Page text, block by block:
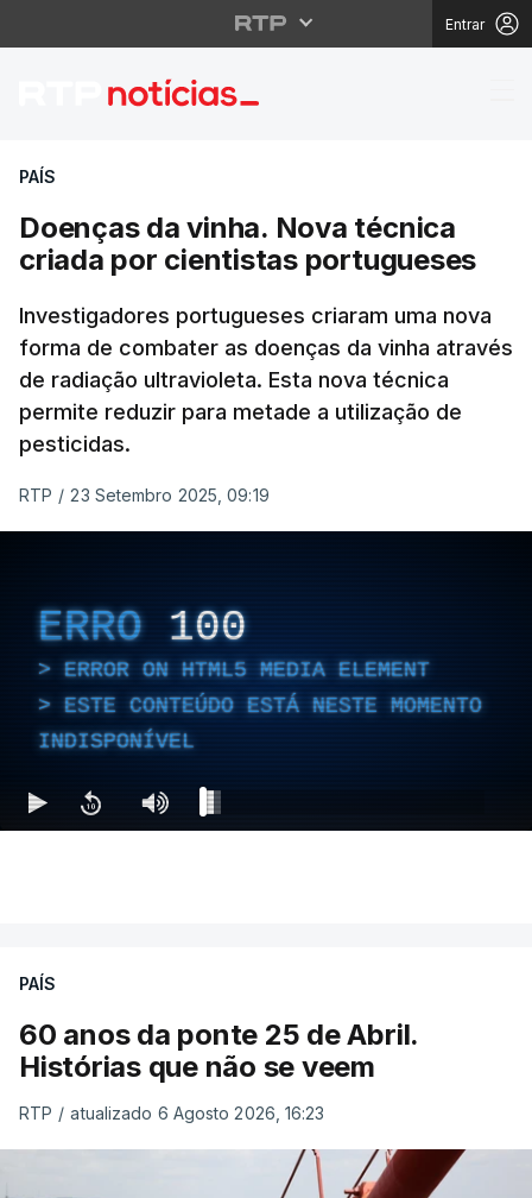
Entrar
Doenças da vinha.
PAÍS
Doenças da vinha. Nova técnica
criada por cientistas portugueses
Investigadores portugueses criaram uma nova
forma de combater as doenças da vinha através
de radiação ultravioleta. Esta nova técnica
permite reduzir para metade a utilização de
pesticidas.
RTP / 23 Setembro 2025, 09:19
ERRO 100
ERROR ON HTML5 MEDIA ELEMENT
ESTE CONTEÚDO ESTÁ NESTE MOMENTO
INDISPONÍVEL
PAÍS
60 anos da ponte 25 de Abril.
Histórias que não se veem
RTP / atualizado 6 Agosto 2026, 16:23